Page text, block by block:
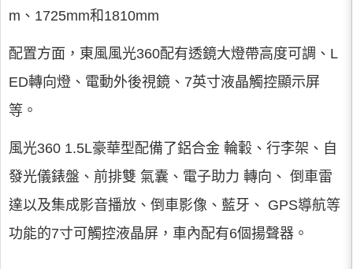
m、1725mm和1810mm
配置方面，東風風光360配有透鏡大燈帶高度可調、L
ED轉向燈、電動外後視鏡、7英寸液晶觸控顯示屏
等。
風光360 1.5L豪華型配備了鋁合金 輪轂、行李架、自
發光儀錶盤、前排雙 氣囊、電子助力 轉向、 倒車雷
達以及集成影音播放、倒車影像、藍牙、 GPS導航等
功能的7寸可觸控液晶屏，車內配有6個揚聲器。